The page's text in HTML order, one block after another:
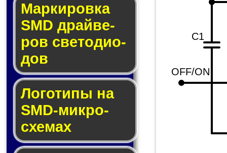
Маркировка
SMD драй­ве­
ров све­то­ди­о­
дов
Логотипы на
SMD-мик­ро­
схе­мах
C1
OFF/ON